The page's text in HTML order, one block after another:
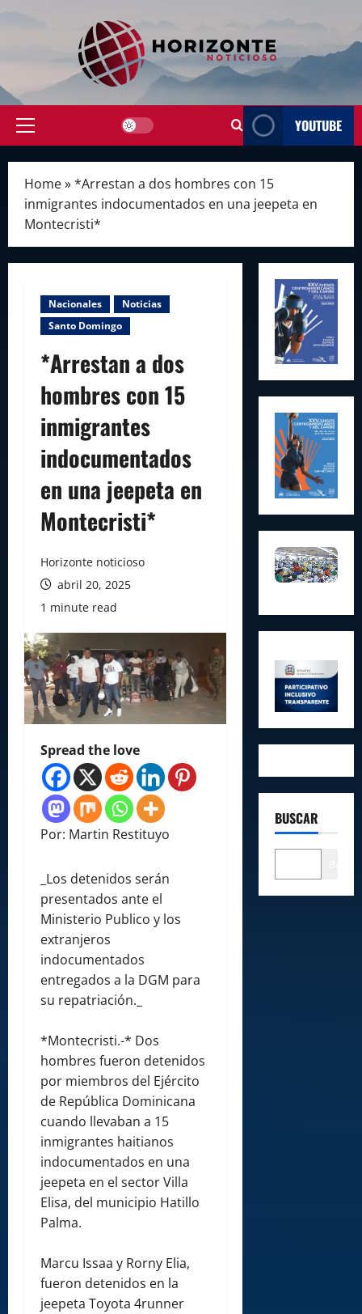
Primary
YOUTUBE
Home»*Arrestan a dos hombres con 15
inmigrantes indocumentados en una jeepeta en
Montecristi*
Nacionales
Noticias
Santo Domingo
*Arrestan a dos
hombres con 15
inmigrantes
indocumentados
en una jeepeta en
Montecristi*
Horizonte noticioso
abril 20, 2025
1 minute read
Spread the love
Por: Martin Restituyo
_Los detenidos serán
presentados ante el
Ministerio Publico y los
extranjeros
indocumentados
entregados a la DGM para
su repatriación._
*Montecristi.-* Dos
hombres fueron detenidos
por miembros del Ejército
de República Dominicana
cuando llevaban a 15
inmigrantes haitianos
indocumentados en una
jeepeta en el sector Villa
Elisa, del municipio Hatillo
Palma.
Marcu Issaa y Rorny Elia,
fueron detenidos en la
jeepeta Toyota 4runner
BUSCAR